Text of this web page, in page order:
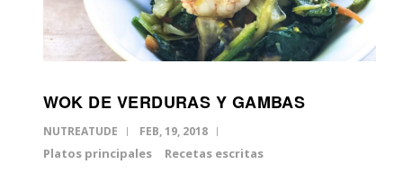
WOK DE VERDURAS Y GAMBAS
NUTREATUDE FEB, 19, 2018
Platos principales Recetas escritas